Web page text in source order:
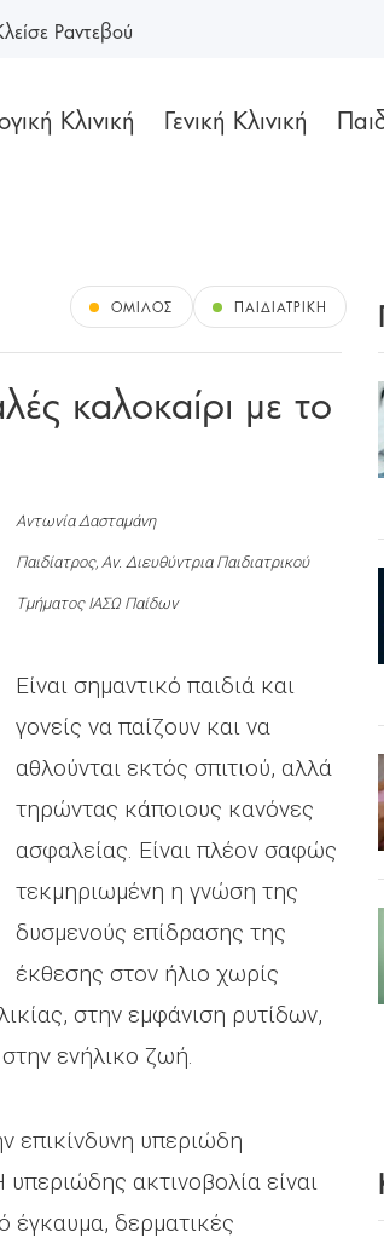
Κλινική Γενική Κλινική
Ραντεβού
ΌΜΙΛΟΣ ΠΑΙΔΙΑΤΡΙΚΉ
καλοκαίρι με το
Αντωνία Δασταμάνη
Παιδίατρος, Αν. Διευθύντρια Παιδιατρικού
Τμήματος ΙΑΣΩ Παίδων
Είναι σημαντικό παιδιά και
γονείς να παίζουν και να
αθλούνται εκτός σπιτιού, αλλά
τηρώντας κάποιους κανόνες
ασφαλείας. Είναι πλέον σαφώς
τεκμηριωμένη η γνώση της
δυσμενούς επίδρασης της
έκθεσης στον ήλιο χωρίς
στην εμφάνιση ρυτίδων,
ενήλικο ζωή.
επικίνδυνη υπεριώδη
ακτινοβολία είναι
έγκαυμα, δερματικές